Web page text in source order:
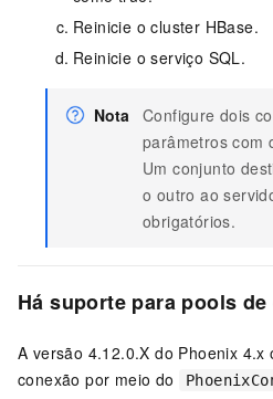
Reinicie o cluster HBase.
Reinicie o serviço SQL.
Nota
Configure dois
parâmetros com
Um conjunto
o outro ao
obrigatórios.
Há suporte para pools
A versão 4.12.0.X do Phoenix
conexão por meio do